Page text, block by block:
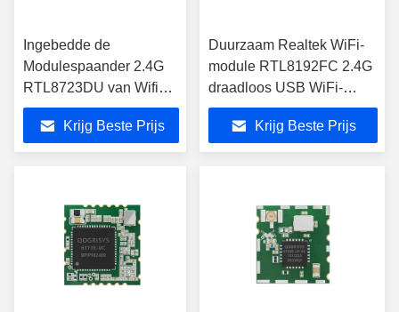
Ingebedde de
Modulespaander 2.4G
RTL8723DU van Wifi
Bluetooth Usb voor
Draadloze
Videoafzender
Krijg Beste Prijs
Duurzaam Realtek WiFi-
module RTL8192FC 2.4G
draadloos USB WiFi-
display dongle
Krijg Beste Prijs